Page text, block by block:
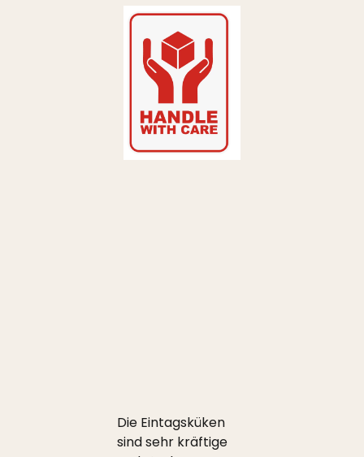
Die Eintagsküken
sind sehr kräftige